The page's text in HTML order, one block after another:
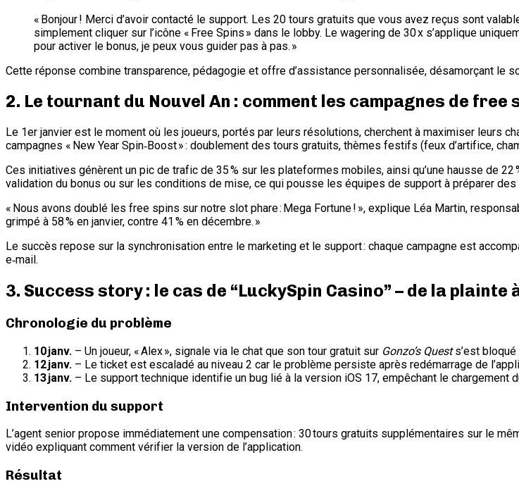
« Bonjour ! Merci d’avoir contacté le support. Les 20 tours gratuits que vous avez reçus sont
simplement cliquer sur l’icône « Free Spins » dans le lobby. Le wagering de 30 x s’applique
pour activer le bonus, je peux vous guider pas à pas. »
Cette réponse combine transparence, pédagogie et offre d’assistance personnalisée, désamorçant le
2. Le tournant du Nouvel An : comment les campagnes de
Le 1er janvier est le moment où les joueurs, portés par leurs résolutions, cherchent à maximiser leurs
campagnes « New Year Spin‑Boost » : doublement des tours gratuits, thèmes festifs (feux d’artifice,
Ces initiatives génèrent un pic de trafic de 35 % sur les plateformes mobiles, ainsi qu’une hausse de
validation du bonus ou sur les conditions de mise, ce qui pousse les équipes de support à préparer
« Nous avons doublé les free spins sur notre slot phare : Mega Fortune ! », explique Léa Martin,
grimpé à 58 % en janvier, contre 41 % en décembre. »
Le succès repose sur la synchronisation entre le marketing et le support : chaque campagne est
e‑mail.
3. Success story : le cas de “LuckySpin Casino” – de la
Chronologie du problème
10 janv. – Un joueur, « Alex », signale via le chat que son tour gratuit sur Gonzo’s Quests’est bloqué
12 janv. – Le ticket est escaladé au niveau 2 car le problème persiste après redémarrage de
13 janv. – Le support technique identifie un bug lié à la version iOS 17, empêchant le chargement
Intervention du support
L’agent senior propose immédiatement une compensation : 30 tours gratuits supplémentaires sur le
vidéo expliquant comment vérifier la version de l’application.
Résultat